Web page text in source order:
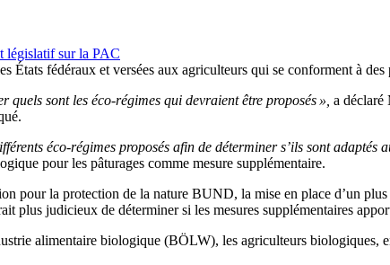
législatif sur la PAC
États fédéraux et versées aux agriculteurs qui se conforment à
sont les éco-régimes qui devraient être proposés », a déclaré
éco-régimes proposés afin de déterminer s’ils sont adaptés
pour les pâturages comme mesure supplémentaire.
pour la protection de la nature BUND, la mise en place d’un
plus judicieux de déterminer si les mesures supplémentaires
alimentaire biologique (BÖLW), les agriculteurs biologiques,